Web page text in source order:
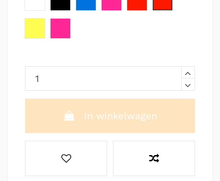
In winkelwagen